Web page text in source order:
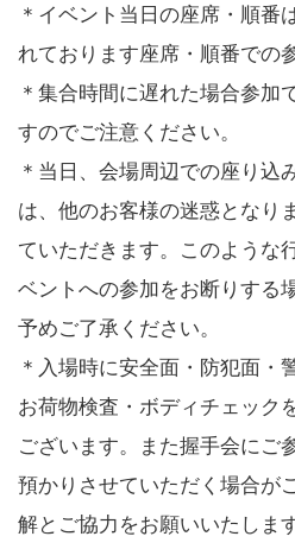
＊イベント当日の座席・順番
れております座席・順番での
＊集合時間に遅れた場合参加
すのでご注意ください。
＊当日、会場周辺での座り込
は、他のお客様の迷惑となり
ていただきます。このような
ベントへの参加をお断りする
予めご了承ください。
＊入場時に安全面・防犯面・
お荷物検査・ボディチェック
ございます。また握手会にご
預かりさせていただく場合が
解とご協力をお願いいたします